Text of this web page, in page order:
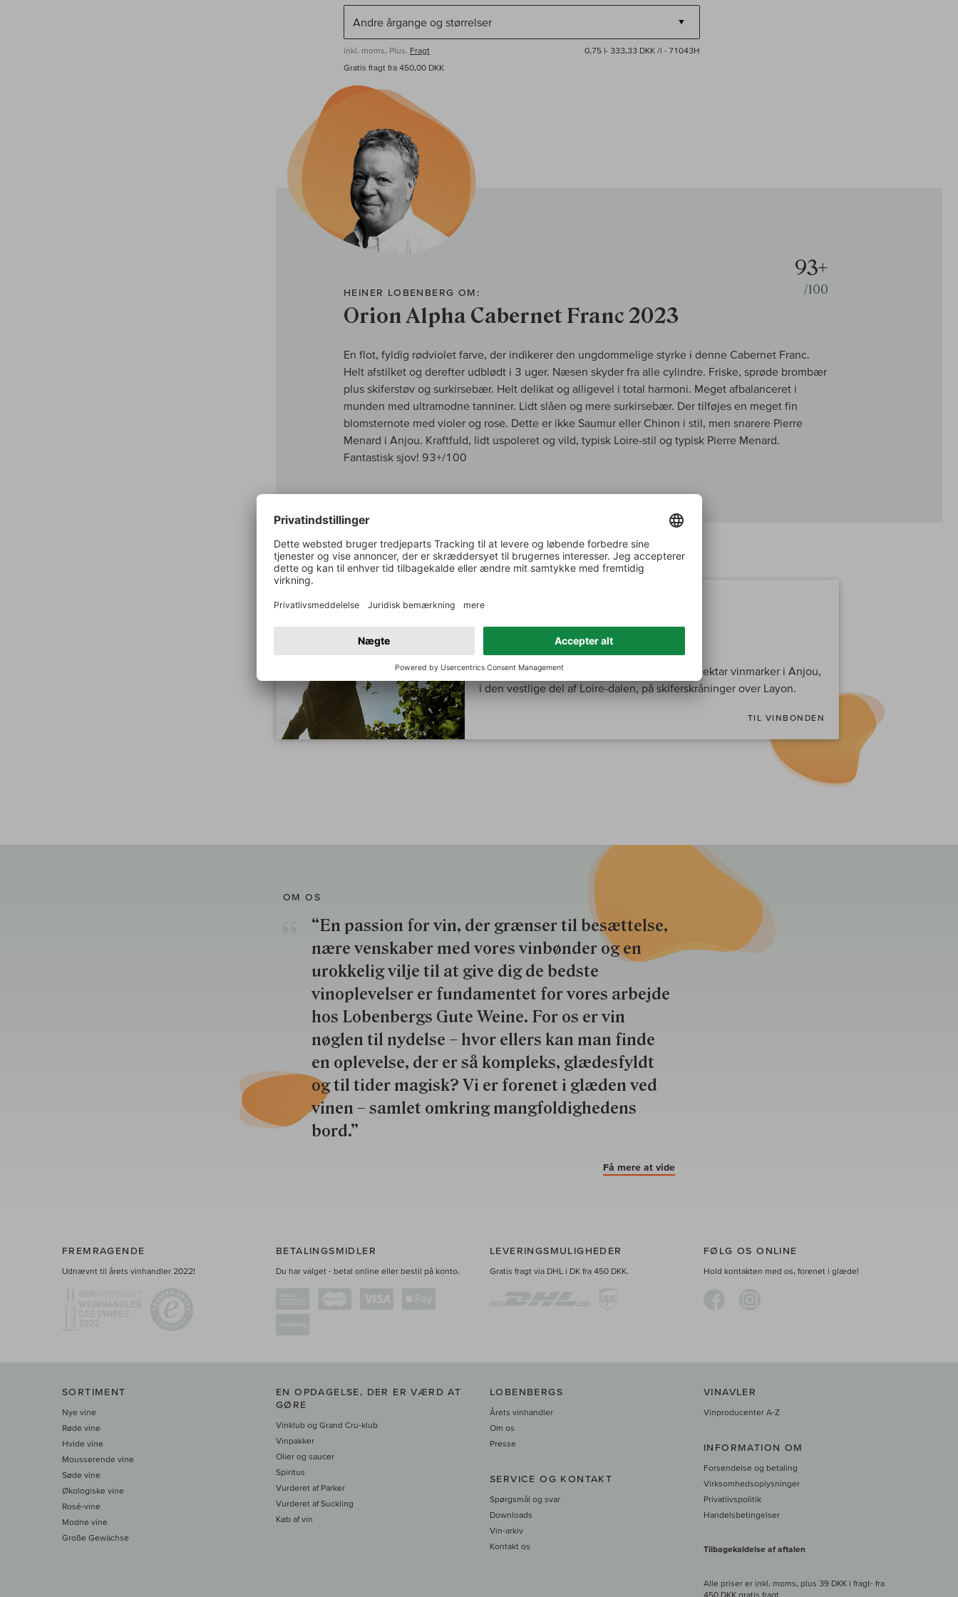
inkl. moms, Plus. Fragt 0,75 l· 333,33 DKK /l · 71043H
Gratis fragt fra 450,00 DKK
HEINER LOBENBERG OM:
Orion Alpha Cabernet Franc 2023
93+
/100
En flot, fyldig rødviolet farve, der indikerer den ungdommelige styrke i denne Cabernet Franc.
Helt afstilket og derefter udblødt i 3 uger. Næsen skyder fra alle cylindre. Friske, sprøde brombær
plus skiferstøv og surkirsebær. Helt delikat og alligevel i total harmoni. Meget afbalanceret i
munden med ultramodne tanniner. Lidt slåen og mere surkirsebær. Der tilføjes en meget fin
blomsternote med violer og rose. Dette er ikke Saumur eller Chinon i stil, men snarere Pierre
Menard i Anjou. Kraftfuld, lidt uspoleret og vild, typisk Loire-stil og typisk Pierre Menard.
Fantastisk sjov! 93+/100
MIN VINMAGER
Pierre Menard
Pierre Menard er drevet af kvalitet. Kun 3,5 hektar vinmarker i Anjou,
i den vestlige del af Loire-dalen, på skiferskråninger over Layon.
TIL VINBONDEN
OM OS
“En passion for vin, der grænser til besættelse,
nære venskaber med vores vinbønder og en
urokkelig vilje til at give dig de bedste
vinoplevelser er fundamentet for vores arbejde
hos Lobenbergs Gute Weine. For os er vin
nøglen til nydelse – hvor ellers kan man finde
en oplevelse, der er så kompleks, glædesfyldt
og til tider magisk? Vi er forenet i glæden ved
vinen – samlet omkring mangfoldighedens
bord.”
Få mere at vide
FREMRAGENDE
Udnævnt til årets vinhandler 2022!
BETALINGSMIDLER
Du har valget - betal online eller bestil på konto.
LEVERINGSMULIGHEDER
Gratis fragt via DHL i DK fra 450 DKK.
FØLG OS ONLINE
Hold kontakten med os, forenet i glæde!
SORTIMENT
Nye vine
Røde vine
Hvide vine
Mousserende vine
Søde vine
Økologiske vine
Rosé-vine
Modne vine
Große Gewächse
EN OPDAGELSE, DER ER VÆRD AT
GØRE
Vinklub og Grand Cru-klub
Vinpakker
Olier og saucer
Spiritus
Vurderet af Parker
Vurderet af Suckling
Køb af vin
LOBENBERGS
Årets vinhandler
Om os
Presse
SERVICE OG KONTAKT
Spørgsmål og svar
Downloads
Vin-arkiv
Kontakt os
VINAVLER
Vinproducenter A-Z
INFORMATION OM
Forsendelse og betaling
Virksomhedsoplysninger
Privatlivspolitik
Handelsbetingelser
Tilbagekaldelse af aftalen
Alle priser er inkl. moms, plus 39 DKK i fragt- fra
450 DKK gratis fragt